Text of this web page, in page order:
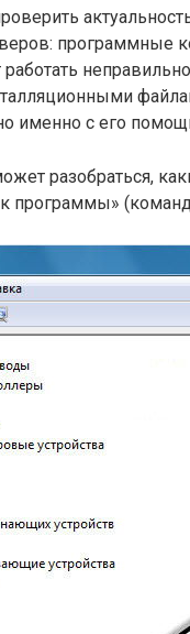
программные
работать
именно с его
разобраться,
программы»